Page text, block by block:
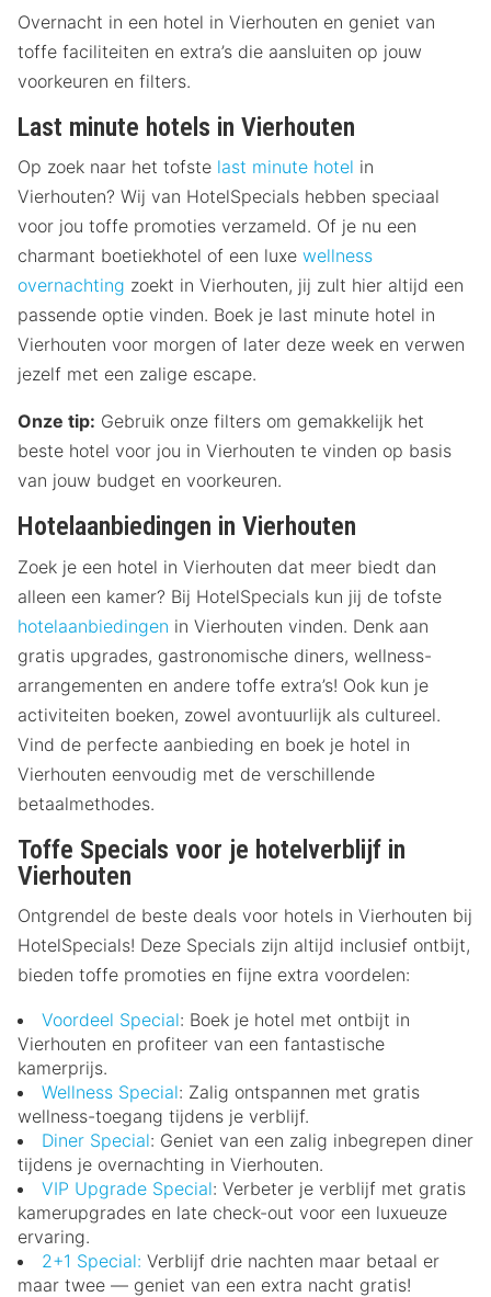
Overnacht in een hotel in Vierhouten en geniet van
toffe faciliteiten en extra’s die aansluiten op jouw
voorkeuren en filters.
Last minute hotels in Vierhouten
Op zoek naar het tofste last minute hotel in
Vierhouten? Wij van HotelSpecials hebben speciaal
voor jou toffe promoties verzameld. Of je nu een
charmant boetiekhotel of een luxe wellness
overnachting zoekt in Vierhouten, jij zult hier altijd een
passende optie vinden. Boek je last minute hotel in
Vierhouten voor morgen of later deze week en verwen
jezelf met een zalige escape.
Onze tip: Gebruik onze filters om gemakkelijk het
beste hotel voor jou in Vierhouten te vinden op basis
van jouw budget en voorkeuren.
Hotelaanbiedingen in Vierhouten
Zoek je een hotel in Vierhouten dat meer biedt dan
alleen een kamer? Bij HotelSpecials kun jij de tofste
hotelaanbiedingen in Vierhouten vinden. Denk aan
gratis upgrades, gastronomische diners, wellness-
arrangementen en andere toffe extra’s! Ook kun je
activiteiten boeken, zowel avontuurlijk als cultureel.
Vind de perfecte aanbieding en boek je hotel in
Vierhouten eenvoudig met de verschillende
betaalmethodes.
Toffe Specials voor je hotelverblijf in
Vierhouten
Ontgrendel de beste deals voor hotels in Vierhouten bij
HotelSpecials! Deze Specials zijn altijd inclusief ontbijt,
bieden toffe promoties en fijne extra voordelen:
Voordeel Special: Boek je hotel met ontbijt in
Vierhouten en profiteer van een fantastische
kamerprijs.
Wellness Special: Zalig ontspannen met gratis
wellness-toegang tijdens je verblijf.
Diner Special: Geniet van een zalig inbegrepen diner
tijdens je overnachting in Vierhouten.
VIP Upgrade Special: Verbeter je verblijf met gratis
kamerupgrades en late check-out voor een luxueuze
ervaring.
2+1 Special: Verblijf drie nachten maar betaal er
maar twee — geniet van een extra nacht gratis!